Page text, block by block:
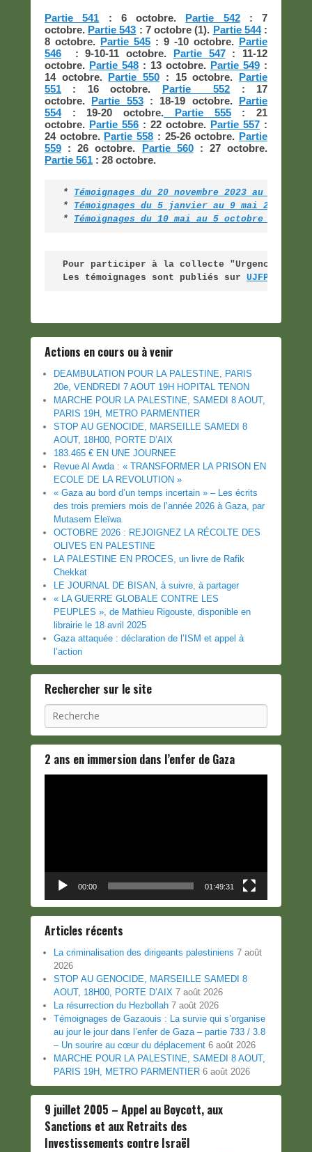
Partie 541 : 6 octobre. Partie 542: 7
octobre. Partie 543 : 7 octobre (1). Partie 544:
8 octobre. Partie 545 : 9 -10 octobre. Partie
546 : 9-10-11 octobre. Partie 547: 11-12
octobre. Partie 548 : 13 octobre. Partie 549 :
14 octobre. Partie 550 : 15 octobre. Partie
551 : 16 octobre. Partie 552 : 17
octobre. Partie 553: 18-19 octobre. Partie
554: 19-20 octobre. Partie 555: 21
octobre. Partie 556 : 22 octobre. Partie 557 :
24 octobre. Partie 558 : 25-26 octobre. Partie
559 : 26 octobre. Partie 560: 27 octobre.
Partie 561 : 28 octobre.
* Témoignages du 20 novembre 2023 au 5
* Témoignages du 5 janvier au 9 mai 2025
*
Témoignages du 10 mai au 5 octobre 2025
Pour participer à la collecte "Urgence
Les témoignages sont publiés sur UJFP
Actions en cours ou à venir
DEAMBULATION POUR LA PALESTINE, PARIS
20e, VENDREDI 7 AOUT 19H HOPITAL TENON
MARCHE POUR LA PALESTINE, SAMEDI 8 AOUT,
PARIS 19H, METRO PARMENTIER
STOP AU GENOCIDE, MARSEILLE SAMEDI 8
AOUT, 18H00, PORTE D’AIX
183.465 € EN UNE JOURNEE
Revue Al Awda : « TRANSFORMER LA PRISON EN
ECOLE DE LA REVOLUTION »
« Gaza au bord d’un temps incertain » – Les écrits
des trois premiers mois de l’année 2026 à Gaza, par
Mutasem Eleïwa
OCTOBRE 2026 : REJOIGNEZ LA RÉCOLTE DES
OLIVES EN PALESTINE
LA PALESTINE EN PROCES, un livre de Rafik
Chekkat
LE JOURNAL DE BISAN, à suivre, à partager
« LA GUERRE GLOBALE CONTRE LES
PEUPLES », de Mathieu Rigouste, disponible en
librairie le 18 avril 2025
Gaza attaquée : déclaration de l’ISM et appel à
l’action
Rechercher sur le site
Recherche
2 ans en immersion dans l’enfer de Gaza
00:00 01:49:31
Articles récents
La criminalisation des dirigeants palestiniens 7 août
2026
STOP AU GENOCIDE, MARSEILLE SAMEDI 8
AOUT, 18H00, PORTE D’AIX 7 août 2026
La résurrection du Hezbollah 7 août 2026
Témoignages de Gazaouis : La survie qui s’organise
au jour le jour dans l’enfer de Gaza – partie 733 / 3.8
– Un sourire au cœur du déplacement 6 août 2026
MARCHE POUR LA PALESTINE, SAMEDI 8 AOUT,
PARIS 19H, METRO PARMENTIER 6 août 2026
9 juillet 2005 – Appel au Boycott, aux
Sanctions et aux Retraits des
Investissements contre Israël